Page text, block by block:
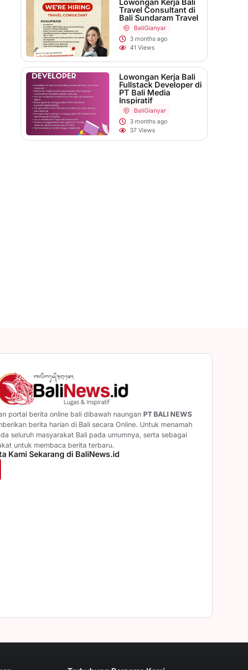
Travel Consultant di
Bali Sundaram Travel
BaliGianyar
3 months ago
41 Views
Lowongan Kerja Bali
Fullstack Developer di
PT Bali Media
Inspiratif
BaliGianyar
3 months ago
37 Views
portal berita online bali dibawah naungan PT BALI NEWS
berita harian di Bali secara Online. Untuk menamah
seluruh masyarakat Bali pada umumnya, serta sebagai
untuk membaca berita terbaru.
Kami Sekarang di BaliNews.id